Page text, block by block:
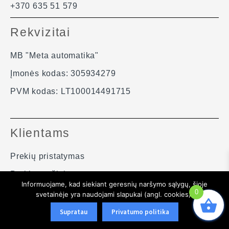
0
+370 635 51 579
Rekvizitai
MB "Meta automatika"
Įmonės kodas: 305934279
PVM kodas: LT100014491715
Klientams
Prekių pristatymas
Prekių grąžinimas
Privatumo politika ir slapukai
Svetainės schema
Informuojame, kad siekiant geresnių naršymo sąlygų, šioje
svetainėje yra naudojami slapukai (angl. cookies).
Supratau Privatumo politika